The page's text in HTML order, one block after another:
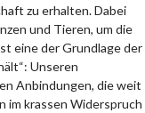
zu erhalten. Dabei
und Tieren, um die
eine der Grundlage der
Unseren
Anbindungen, die weit
im krassen Widerspruch